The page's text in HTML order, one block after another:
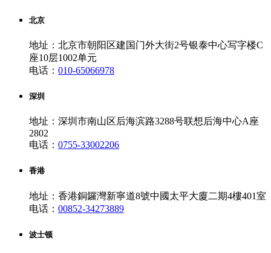
北京
地址：北京市朝阳区建国门外大街2号银泰中心写字楼C
座10层1002单元
电话： 010-65066978
深圳
地址：深圳市南山区后海滨路3288号联想后海中心A座
2802
电话： 0755-33002206
香港
地址：香港銅鑼灣新寧道8號中國太平大廈二期4樓401室
电话： 00852-34273889
波士顿